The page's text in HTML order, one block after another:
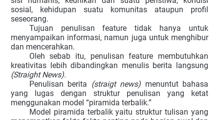
sosial, kehidupan suatu komunitas ataupun profil
seseorang.
Tujuan penulisan feature tidak hanya untuk
menyampaikan informasi, namun juga untuk menghibur
dan mencerahkan.
Oleh sebab itu, penulisan feature membutuhkan
kreativitas lebih dibandingkan menulis berita langsung
(Straight News).
Penulisan berita (straigt news) menuntut bahasa
yang lugas dengan struktur penulisan yang ketat
menggunakan model “piramida terbalik.”
Model piramida terbalik yaitu struktur tulisan yang